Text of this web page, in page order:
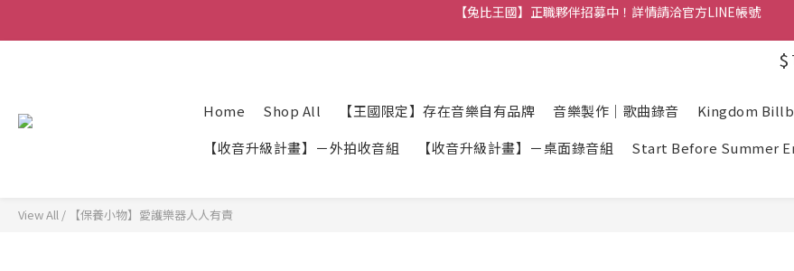
【兔比王國公告】新加入的冒險者，註冊會員即可立馬享有300元購物
$
Home Shop All 【王國限定】存在音樂自有品牌 音樂製作｜歌曲錄音 Kingdom
【收音升級計畫】－外拍收音組
【收音升級計畫】－桌面錄音組 Start Before Summer
View All / 【保養小物】愛護樂器人人有責